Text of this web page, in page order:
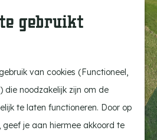
gebruikt
van cookies (Functioneel,
die noodzakelijk zijn om de
te laten functioneren. Door op
geef je aan hiermee akkoord te
M
Laat je inspireren
Actief beleven
Ervaar het échte
dorpsgevoel
Natuurgebieden